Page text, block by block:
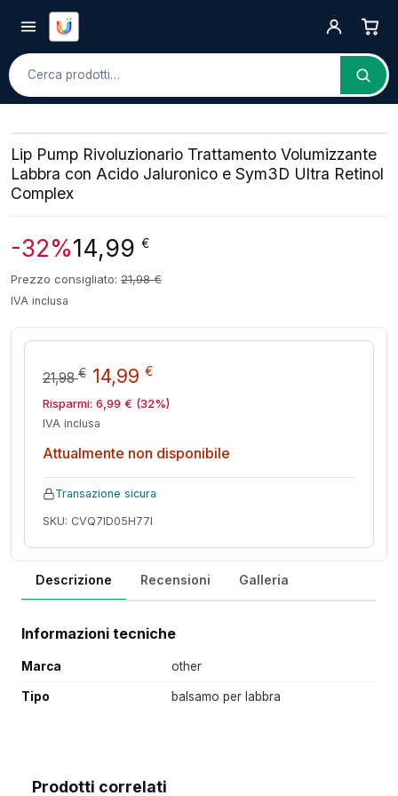
Cerca
Lip Pump Rivoluzionario Trattamento Volumizzante
Labbra con Acido Jaluronico e Sym3D Ultra Retinol
Complex
-32%14,99 €
Prezzo consigliato: 21,98€
IVA inclusa
21,98€ Il prezzo originale era: 21,98
14,99 €Il prezzo attuale è:
Risparmi: 6,99 € (32%)
IVA inclusa
Attualmente non disponibile
Transazione sicura
SKU: CVQ7ID05H77I
Descrizione Recensioni Galleria
Informazioni tecniche
Marca other
Tipo balsamo per labbra
Prodotti correlati